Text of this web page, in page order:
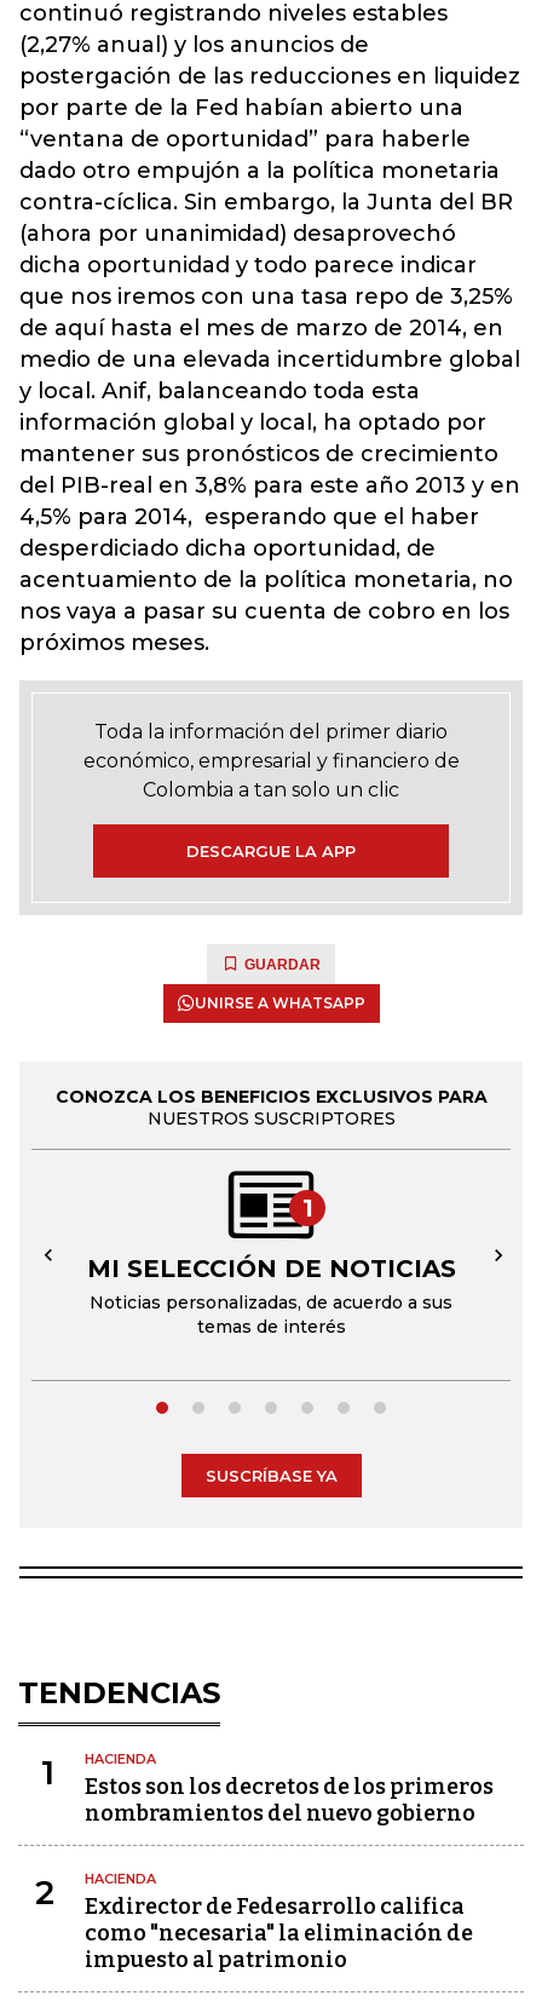
continuó registrando niveles estables
(2,27% anual) y los anuncios de
postergación de las reducciones en liquidez
por parte de la Fed habían abierto una
“ventana de oportunidad” para haberle
dado otro empujón a la política monetaria
contra-cíclica. Sin embargo, la Junta del BR
(ahora por unanimidad) desaprovechó
dicha oportunidad y todo parece indicar
que nos iremos con una tasa repo de 3,25%
de aquí hasta el mes de marzo de 2014, en
medio de una elevada incertidumbre global
y local. Anif, balanceando toda esta
información global y local, ha optado por
mantener sus pronósticos de crecimiento
del PIB-real en 3,8% para este año 2013 y en
4,5% para 2014, esperando que el haber
desperdiciado dicha oportunidad, de
acentuamiento de la política monetaria, no
nos vaya a pasar su cuenta de cobro en los
próximos meses.
Toda la información del primer diario
económico, empresarial y financiero de
Colombia a tan solo un clic
DESCARGUE LA APP
GUARDAR
UNIRSE A WHATSAPP
CONOZCA LOS BENEFICIOS EXCLUSIVOS PARA
NUESTROS SUSCRIPTORES
1
MI SELECCIÓN DE NOTICIAS
Noticias personalizadas, de acuerdo a sus
temas de interés
← →
SUSCRÍBASE YA
TENDENCIAS
1 HACIENDA
Estos son los decretos de los primeros
nombramientos del nuevo gobierno
2 HACIENDA
Exdirector de Fedesarrollo califica
como "necesaria" la eliminación de
impuesto al patrimonio